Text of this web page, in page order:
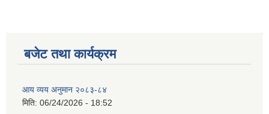
बजेट तथा कार्यक्रम
आय व्यय अनुमान २०८३-८४
मिति: 06/24/2026 - 18:52